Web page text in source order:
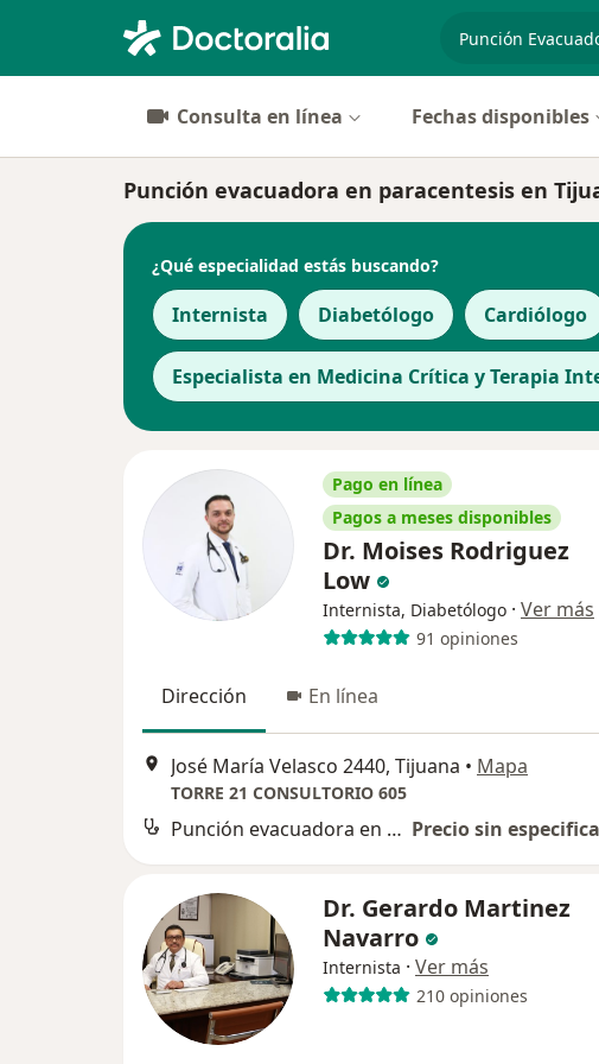
especialidad,
Consulta en línea Fechas disponibles
Punción evacuadora en paracentesis en
¿Qué especialidad estás buscando?
Internista Diabetólogo Cardiólogo
Especialista en Medicina Crítica y Terapia
Pago en línea
Pagos a meses disponibles
Dr. Moises Rodriguez
Low
Internista, Diabetólogo · Ver más
91 opiniones
Dirección En línea
José María Velasco 2440, Tijuana • Mapa
TORRE 21 CONSULTORIO 605
Punción evacuadora en paracentesis Precio sin
Dr. Gerardo Martinez
Navarro
Internista · Ver más
210 opiniones